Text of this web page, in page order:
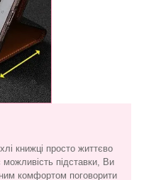
книжці просто життєво
підставки, Ви
комфортом поговорити